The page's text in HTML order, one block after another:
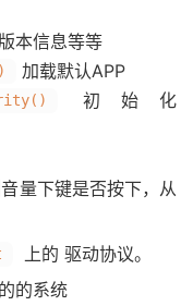
本信息等等
加载默认APP
初始化
量下键是否按下，从
上的 驱动协议。
的系统